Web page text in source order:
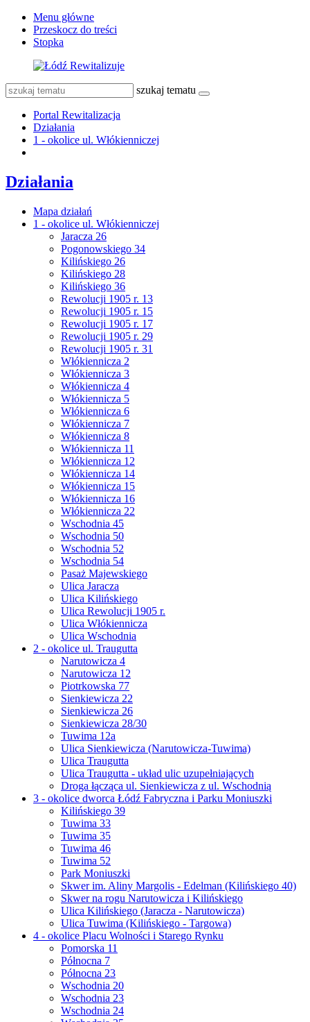
Menu główne
Przeskocz do treści
Stopka
szukaj tematu
Portal Rewitalizacja
Działania
1 - okolice ul. Włókienniczej
Działania
Mapa działań
1 - okolice ul. Włókienniczej
Jaracza 26
Pogonowskiego 34
Kilińskiego 26
Kilińskiego 28
Kilińskiego 36
Rewolucji 1905 r. 13
Rewolucji 1905 r. 15
Rewolucji 1905 r. 17
Rewolucji 1905 r. 29
Rewolucji 1905 r. 31
Włókiennicza 2
Włókiennicza 3
Włókiennicza 4
Włókiennicza 5
Włókiennicza 6
Włókiennicza 7
Włókiennicza 8
Włókiennicza 11
Włókiennicza 12
Włókiennicza 14
Włókiennicza 15
Włókiennicza 16
Włókiennicza 22
Wschodnia 45
Wschodnia 50
Wschodnia 52
Wschodnia 54
Pasaż Majewskiego
Ulica Jaracza
Ulica Kilińskiego
Ulica Rewolucji 1905 r.
Ulica Włókiennicza
Ulica Wschodnia
2 - okolice ul. Traugutta
Narutowicza 4
Narutowicza 12
Piotrkowska 77
Sienkiewicza 22
Sienkiewicza 26
Sienkiewicza 28/30
Tuwima 12a
Ulica Sienkiewicza (Narutowicza-Tuwima)
Ulica Traugutta
Ulica Traugutta - układ ulic uzupełniających
Droga łącząca ul. Sienkiewicza z ul. Wschodnią
3 - okolice dworca Łódź Fabryczna i Parku Moniuszki
Kilińskiego 39
Tuwima 33
Tuwima 35
Tuwima 46
Tuwima 52
Park Moniuszki
Skwer im. Aliny Margolis - Edelman (Kilińskiego 40)
Skwer na rogu Narutowicza i Kilińskiego
Ulica Kilińskiego (Jaracza - Narutowicza)
Ulica Tuwima (Kilińskiego - Targowa)
4 - okolice Placu Wolności i Starego Rynku
Pomorska 11
Północna 7
Północna 23
Wschodnia 20
Wschodnia 23
Wschodnia 24